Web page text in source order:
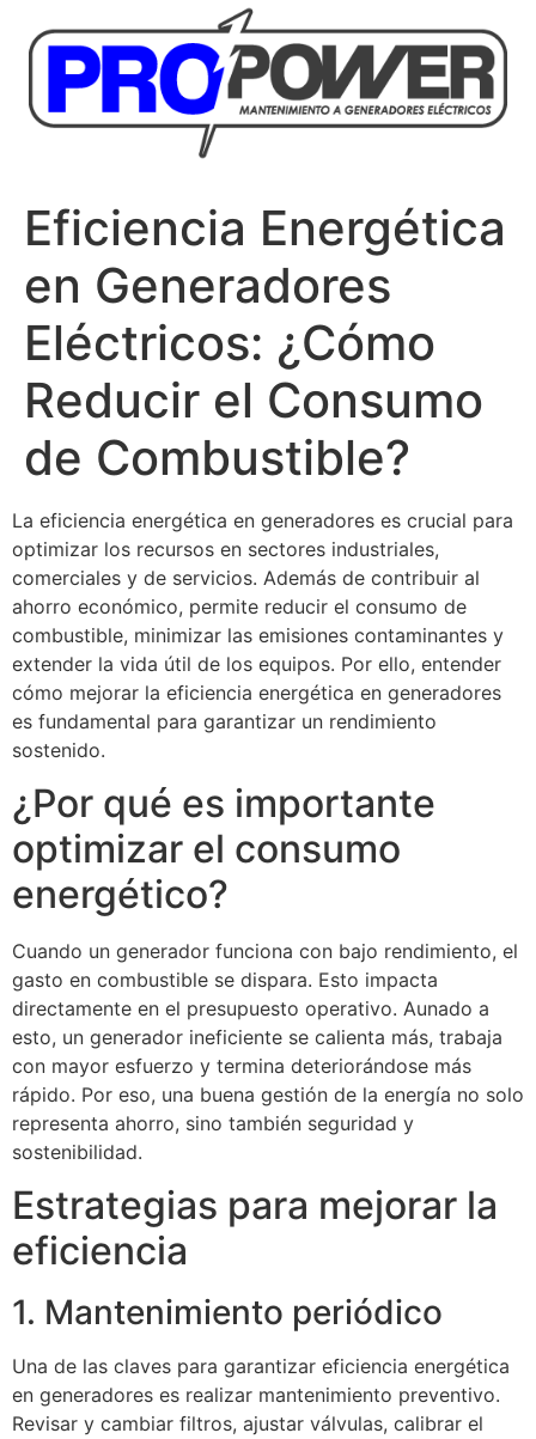
Eficiencia Energética
en Generadores
Eléctricos: ¿Cómo
Reducir el Consumo
de Combustible?
La eficiencia energética en generadores es crucial para
optimizar los recursos en sectores industriales,
comerciales y de servicios. Además de contribuir al
ahorro económico, permite reducir el consumo de
combustible, minimizar las emisiones contaminantes y
extender la vida útil de los equipos. Por ello, entender
cómo mejorar la eficiencia energética en generadores
es fundamental para garantizar un rendimiento
sostenido.
¿Por qué es importante
optimizar el consumo
energético?
Cuando un generador funciona con bajo rendimiento, el
gasto en combustible se dispara. Esto impacta
directamente en el presupuesto operativo. Aunado a
esto, un generador ineficiente se calienta más, trabaja
con mayor esfuerzo y termina deteriorándose más
rápido. Por eso, una buena gestión de la energía no solo
representa ahorro, sino también seguridad y
sostenibilidad.
Estrategias para mejorar la
eficiencia
1. Mantenimiento periódico
Una de las claves para garantizar eficiencia energética
en generadores es realizar mantenimiento preventivo.
Revisar y cambiar filtros, ajustar válvulas, calibrar el